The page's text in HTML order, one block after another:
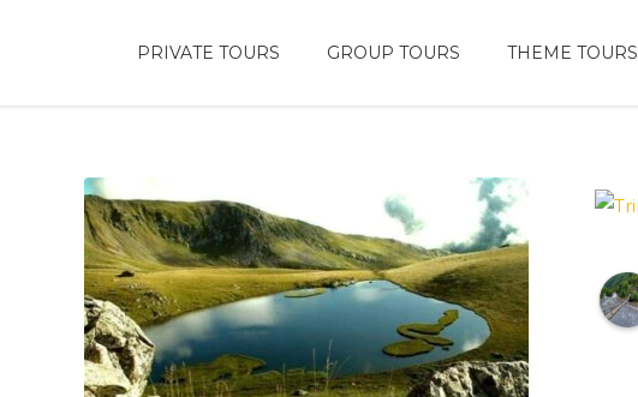
PRIVATE TOURS GROUP TOURS THEME TOURS